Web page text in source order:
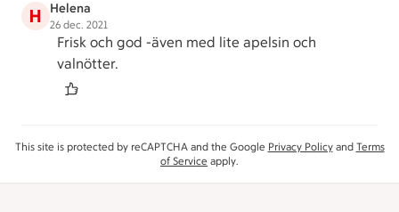
H Helena
26 dec. 2021
Frisk och god -även med lite apelsin och
valnötter.
This site is protected by reCAPTCHA and the Google Privacy Policyand Terms
of Service apply.